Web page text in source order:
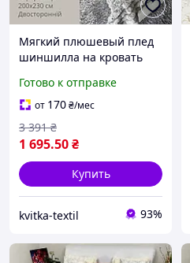
Мягкий плюшевый плед
шиншилла на кровать
Меховой плед-покрывало
двустороннее
Готово к отправке
от 170₴/мес
1 695.50₴
3 391 ₴
Купить
kvitka-textil 93%